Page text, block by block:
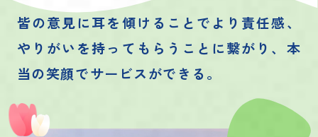
皆の意見に耳を傾けることでより責任感、
やりがいを持ってもらうことに繋がり、 本
当の笑顔でサービスができる。